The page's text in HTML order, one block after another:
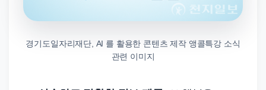
경기도일자리재단, AI 를 활용한 콘텐츠 제작 앵콜특강 소식
관련 이미지